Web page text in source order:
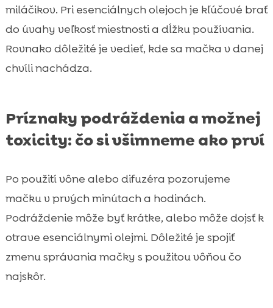
miláčikov. Pri esenciálnych olejoch je kľúčové brať
do úvahy veľkosť miestnosti a dĺžku používania.
Rovnako dôležité je vedieť, kde sa mačka v danej
chvíli nachádza.
Príznaky podráždenia a možnej
toxicity: čo si všimneme ako prví
Po použití vône alebo difuzéra pozorujeme
mačku v prvých minútach a hodinách.
Podráždenie môže byť krátke, alebo môže dojsť k
otrave esenciálnymi olejmi. Dôležité je spojiť
zmenu správania mačky s použitou vôňou čo
najskôr.